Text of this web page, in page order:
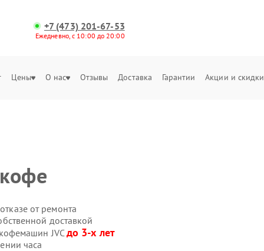
+7 (473) 201-67-53
Ежедневно, с 10:00 до 20:00
Цены О нас Отзывы Доставка Гарантии Акции и скидки
от ремонта
доставкой
JVCдо 3-х лет
часа